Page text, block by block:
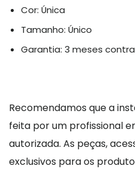
Cor: Única
Tamanho: Único
Garantia: 3 meses
Recomendamos que a
feita por um profissional
autorizada. As peças,
exclusivos para os